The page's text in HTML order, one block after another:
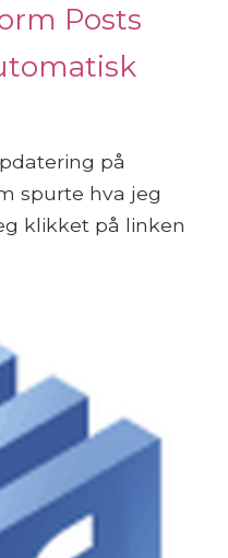
Posts
på
spurte hva jeg
klikket på linken